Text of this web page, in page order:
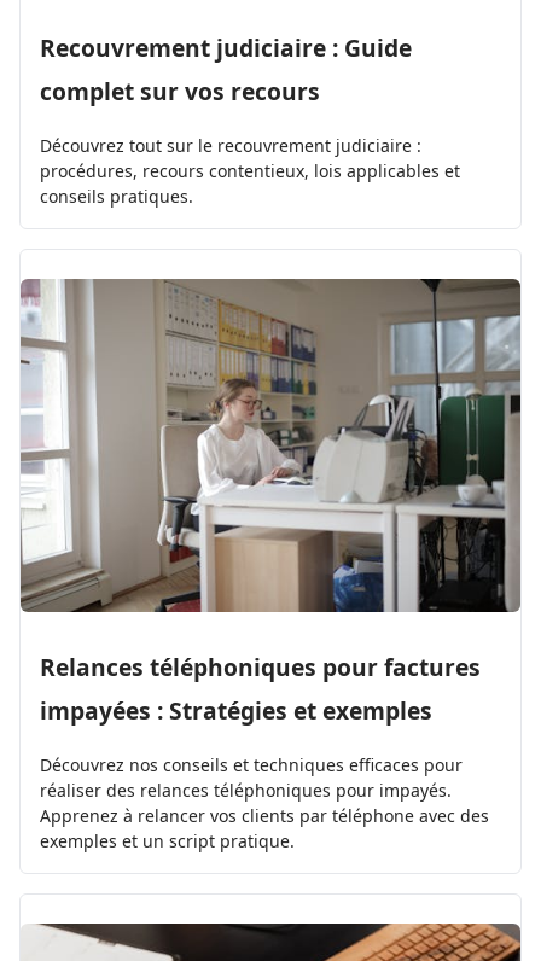
Recouvrement judiciaire : Guide
complet sur vos recours
Découvrez tout sur le recouvrement judiciaire :
procédures, recours contentieux, lois applicables et
conseils pratiques.
Relances téléphoniques pour factures
impayées : Stratégies et exemples
Découvrez nos conseils et techniques efficaces pour
réaliser des relances téléphoniques pour impayés.
Apprenez à relancer vos clients par téléphone avec des
exemples et un script pratique.